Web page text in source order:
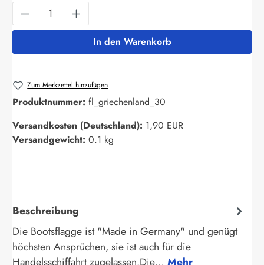
Produkt Anzahl: Gib den gewünschten
In den Warenkorb
Zum Merkzettel hinzufügen
Produktnummer: fl_griechenland_30
Versandkosten (Deutschland): 1,90 EUR
Versandgewicht: 0.1 kg
Beschreibung
Die Bootsflagge ist "Made in Germany" und genügt
höchsten Ansprüchen, sie ist auch für die